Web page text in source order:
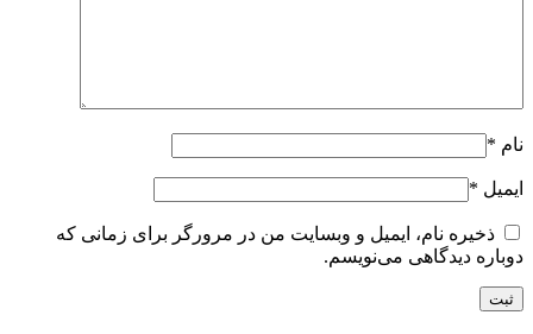
نام *
ایمیل *
ذخیره نام، ایمیل و وبسایت من در مرورگر برای زمانی که
دوباره دیدگاهی می‌نویسم.